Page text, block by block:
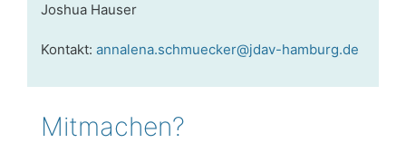
Joshua Hauser
Kontakt: annalena.schmuecker@jdav-hamburg.de
Mitmachen?